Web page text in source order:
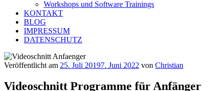
Workshops und Software Trainings
KONTAKT
BLOG
IMPRESSUM
DATENSCHUTZ
Veröffentlicht am 25. Juli 20197. Juni 2022 von Christian
Videoschnitt Programme für Anfänger